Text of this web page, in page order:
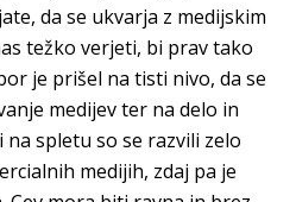
da se ukvarja z medijskim
težko verjeti, bi prav tako
je prišel na tisti nivo, da se
medijev ter na delo in
spletu so se razvili zelo
medijih, zdaj pa je